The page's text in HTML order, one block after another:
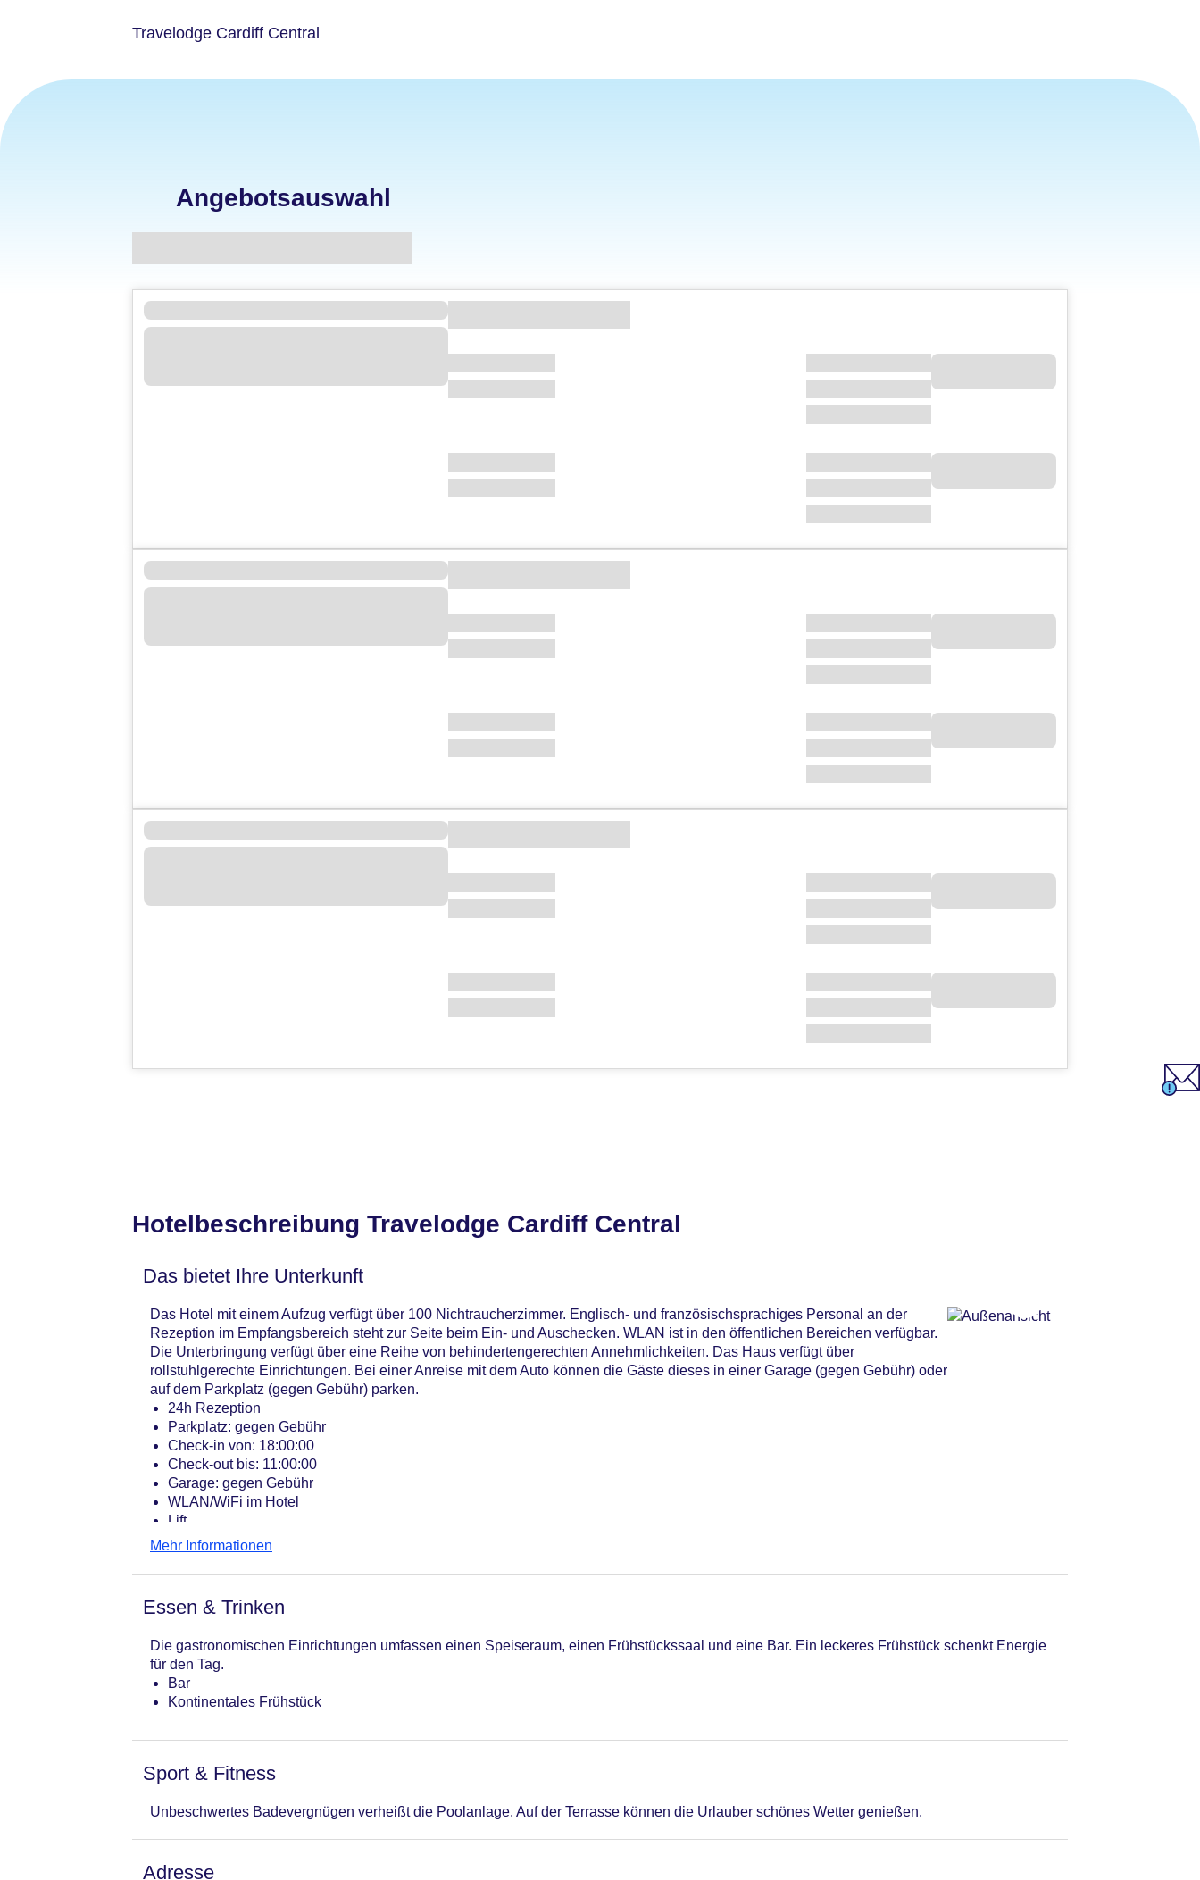
Travelodge Cardiff Central
Angebotsauswahl
Hotelbeschreibung Travelodge Cardiff Central
Das bietet Ihre Unterkunft
Das Hotel mit einem Aufzug verfügt über 100 Nichtraucherzimmer. Englisch- und französischsprachiges Personal an der
Rezeption im Empfangsbereich steht zur Seite beim Ein- und Auschecken. WLAN ist in den öffentlichen Bereichen verfügbar.
Die Unterbringung verfügt über eine Reihe von behindertengerechten Annehmlichkeiten. Das Haus verfügt über
rollstuhlgerechte Einrichtungen. Bei einer Anreise mit dem Auto können die Gäste dieses in einer Garage (gegen Gebühr) oder
auf dem Parkplatz (gegen Gebühr) parken.
24h Rezeption
Parkplatz: gegen Gebühr
Check-in von: 18:00:00
Check-out bis: 11:00:00
Garage: gegen Gebühr
WLAN/WiFi im Hotel
Lift
Anzahl der Aufzüge: 1
Gesamtanzahl der Zimmer: 100
Zahlungsarten: American Express, EC Maestro, Mastercard, Visa
Mehr Informationen
Essen & Trinken
Die gastronomischen Einrichtungen umfassen einen Speiseraum, einen Frühstückssaal und eine Bar. Ein leckeres Frühstück schenkt Energie
für den Tag.
Bar
Kontinentales Frühstück
Sport & Fitness
Unbeschwertes Badevergnügen verheißt die Poolanlage. Auf der Terrasse können die Urlauber schönes Wetter genießen.
Adresse